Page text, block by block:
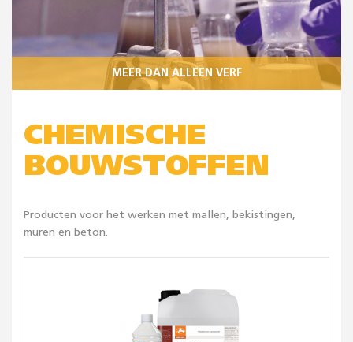
MEER DAN ALLEEN VERF
CHEMISCHE
BOUWSTOFFEN
Producten voor het werken met mallen, bekistingen,
muren en beton.